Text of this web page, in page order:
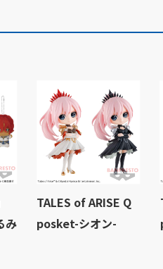
み
TALES of ARISE Q
posket-シオン-